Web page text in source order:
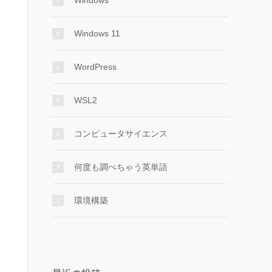
Windows 11
WordPress
WSL2
コンピュータサイエンス
何度も調べちゃう英単語
環境構築